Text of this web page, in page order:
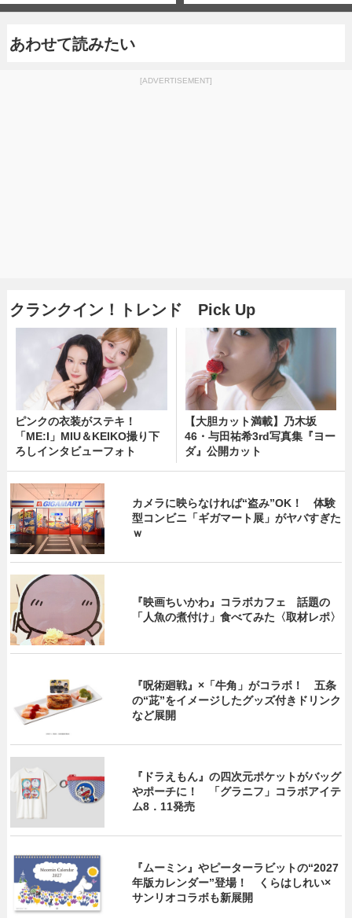
あわせて読みたい
[ADVERTISEMENT]
クランクイン！トレンド Pick Up
ピンクの衣装がステキ！
「ME:I」MIU＆KEIKO撮り下
ろしインタビューフォト
【大胆カット満載】乃木坂
46・与田祐希3rd写真集『ヨー
ダ』公開カット
カメラに映らなければ“盗み”OK！ 体験
型コンビニ「ギガマート展」がヤバすぎた
ｗ
『映画ちいかわ』コラボカフェ 話題の
「人魚の煮付け」食べてみた〈取材レポ〉
『呪術廻戦』×「牛角」がコラボ！ 五条
の“茈”をイメージしたグッズ付きドリンク
など展開
『ドラえもん』の四次元ポケットがバッグ
やポーチに！ 「グラニフ」コラボアイテ
ム8．11発売
『ムーミン』やピーターラビットの“2027
年版カレンダー”登場！ くらはしれい×
サンリオコラボも新展開